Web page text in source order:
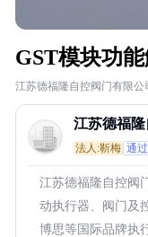
GST模块功
江苏德福隆自控阀门有限公
江苏德福隆
法人:靳梅 通
江苏德福隆自控阀
动执行器、阀门及
博思等国际品牌执